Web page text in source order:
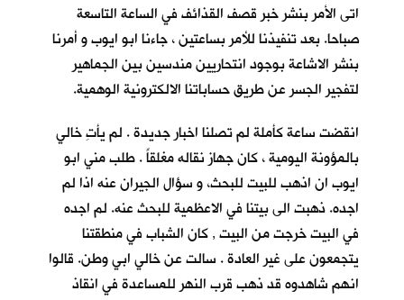
اتى الأمر بنشر خبر قصف القذائف في الساعة التاسعة
صباحا. بعد تنفيذنا للأمر بساعتين ، جاءنا ابو ايوب و أمرنا
بنشر الاشاعة بوجود انتحاريين مندسين بين الجماهير
لتفجير الجسر عن طريق حساباتنا الالكترونية الوهمية.
انقضت ساعة كأملة لم تصلنا اخبار جديدة . لم يأتِ خالي
بالمؤونة اليومية ، كان جهاز نقاله مغلقاً . طلب مني ابو
ايوب ان اذهب للبيت للبحث، و سؤال الجيران عنه اذا لم
اجده. ذهبت الى بيتنا في الاعظمية للبحث عنه. لم اجده
في البيت خرجت من البيت , كان الشباب في منطقتنا
يتجمعون على غير العادة . سالت عن خالي ابي وطن. قالوا
انهم شاهدوه قد ذهب قرب النهر للمساعدة في انقاذ